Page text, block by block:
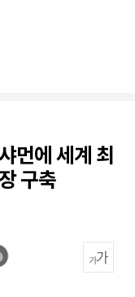
먼에 세계 최
구축